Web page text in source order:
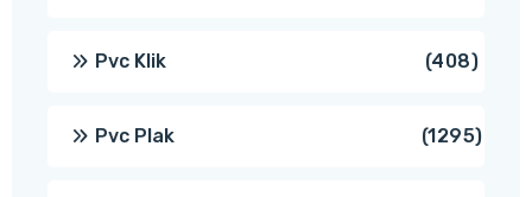
Pvc Klik 408408
Pvc Plak 12951295